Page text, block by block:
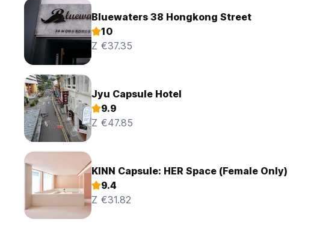
Bluewaters 38 Hongkong Street
10
Z €37.35
Jyu Capsule Hotel
9.9
Z €47.85
KINN Capsule: HER Space (Female Only)
9.4
Z €31.82